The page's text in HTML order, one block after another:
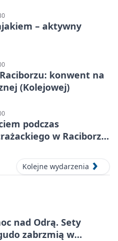
– aktywny
konwent na
(Kolejowej)
podczas
w Raciborzu
Kolejne wydarzenia
nad Odrą. Sety
zabrzmią w